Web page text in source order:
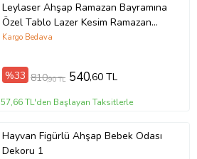
Leylaser Ahşap Ramazan Bayramına
Özel Tablo Lazer Kesim Ramazan
Bayramı 30 X 75 Duvar Süsü Pano
Kargo Bedava
%33 810,90 TL 540,60 TL
57,66 TL'den Başlayan Taksitlerle
Hayvan Figürlü Ahşap Bebek Odası
Dekoru 1